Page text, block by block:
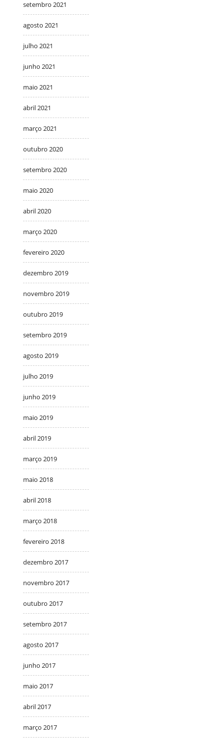
setembro 2021
agosto 2021
julho 2021
junho 2021
maio 2021
abril 2021
março 2021
outubro 2020
setembro 2020
maio 2020
abril 2020
março 2020
fevereiro 2020
dezembro 2019
novembro 2019
outubro 2019
setembro 2019
agosto 2019
julho 2019
junho 2019
maio 2019
abril 2019
março 2019
maio 2018
abril 2018
março 2018
fevereiro 2018
dezembro 2017
novembro 2017
outubro 2017
setembro 2017
agosto 2017
junho 2017
maio 2017
abril 2017
março 2017